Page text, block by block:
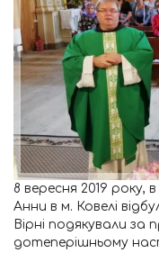
8 вересня 2019 року,
Анни в м. Ковелі
Вірні подякували
дотеперішньому